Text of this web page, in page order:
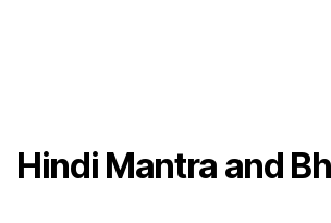
Hindi Mantra and